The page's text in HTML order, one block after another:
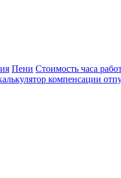
Пени Стоимость часа
компенсации